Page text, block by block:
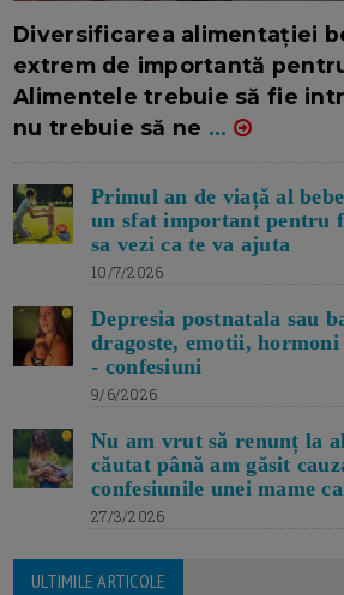
Diversificarea alimentației
extrem de importantă
Alimentele trebuie să fie
nu trebuie să ne ...
Primul an de viață al
un sfat important pentru
sa vezi ca te va ajuta
10/7/2026
Depresia postnatala sau
dragoste, emotii,
- confesiuni
9/6/2026
Nu am vrut să renunț la
căutat până am găsit
confesiunile unei mame
27/3/2026
ULTIMILE ARTICOLE